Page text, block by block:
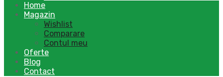
Home
Magazin
Wishlist
Comparare
Contul meu
Oferte
Blog
Contact